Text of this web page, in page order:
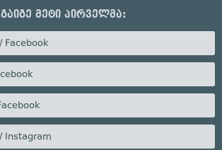
გაიგე მეტი პირველმა:
/ Facebook
/ Instagram